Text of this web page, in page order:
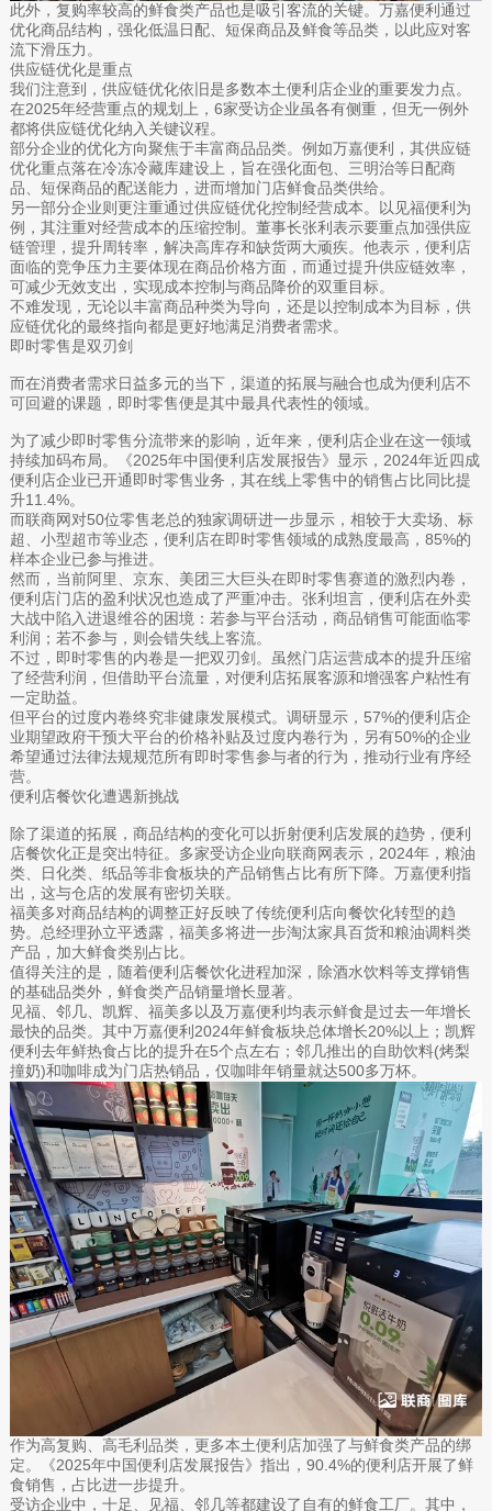
此外，复购率较高的鲜食类产品也是吸引客流的关键。万嘉便利通过
优化商品结构，强化低温日配、短保商品及鲜食等品类，以此应对客
流下滑压力。
供应链优化是重点
我们注意到，供应链优化依旧是多数本土便利店企业的重要发力点。
在2025年经营重点的规划上，6家受访企业虽各有侧重，但无一例外
都将供应链优化纳入关键议程。
部分企业的优化方向聚焦于丰富商品品类。例如万嘉便利，其供应链
优化重点落在冷冻冷藏库建设上，旨在强化面包、三明治等日配商
品、短保商品的配送能力，进而增加门店鲜食品类供给。
另一部分企业则更注重通过供应链优化控制经营成本。以见福便利为
例，其注重对经营成本的压缩控制。董事长张利表示要重点加强供应
链管理，提升周转率，解决高库存和缺货两大顽疾。他表示，便利店
面临的竞争压力主要体现在商品价格方面，而通过提升供应链效率，
可减少无效支出，实现成本控制与商品降价的双重目标。
不难发现，无论以丰富商品种类为导向，还是以控制成本为目标，供
应链优化的最终指向都是更好地满足消费者需求。
即时零售是双刃剑
而在消费者需求日益多元的当下，渠道的拓展与融合也成为便利店不
可回避的课题，即时零售便是其中最具代表性的领域。
为了减少即时零售分流带来的影响，近年来，便利店企业在这一领域
持续加码布局。《2025年中国便利店发展报告》显示，2024年近四成
便利店企业已开通即时零售业务，其在线上零售中的销售占比同比提
升11.4%。
而联商网对50位零售老总的独家调研进一步显示，相较于大卖场、标
超、小型超市等业态，便利店在即时零售领域的成熟度最高，85%的
样本企业已参与推进。
然而，当前阿里、京东、美团三大巨头在即时零售赛道的激烈内卷，
便利店门店的盈利状况也造成了严重冲击。张利坦言，便利店在外卖
大战中陷入进退维谷的困境：若参与平台活动，商品销售可能面临零
利润；若不参与，则会错失线上客流。
不过，即时零售的内卷是一把双刃剑。虽然门店运营成本的提升压缩
了经营利润，但借助平台流量，对便利店拓展客源和增强客户粘性有
一定助益。
但平台的过度内卷终究非健康发展模式。调研显示，57%的便利店企
业期望政府干预大平台的价格补贴及过度内卷行为，另有50%的企业
希望通过法律法规规范所有即时零售参与者的行为，推动行业有序经
营。
便利店餐饮化遭遇新挑战
除了渠道的拓展，商品结构的变化可以折射便利店发展的趋势，便利
店餐饮化正是突出特征。多家受访企业向联商网表示，2024年，粮油
类、日化类、纸品等非食板块的产品销售占比有所下降。万嘉便利指
出，这与仓店的发展有密切关联。
福美多对商品结构的调整正好反映了传统便利店向餐饮化转型的趋
势。总经理孙立平透露，福美多将进一步淘汰家具百货和粮油调料类
产品，加大鲜食类别占比。
值得关注的是，随着便利店餐饮化进程加深，除酒水饮料等支撑销售
的基础品类外，鲜食类产品销量增长显著。
见福、邻几、凯辉、福美多以及万嘉便利均表示鲜食是过去一年增长
最快的品类。其中万嘉便利2024年鲜食板块总体增长20%以上；凯辉
便利去年鲜热食占比的提升在5个点左右；邻几推出的自助饮料(烤梨
撞奶)和咖啡成为门店热销品，仅咖啡年销量就达500多万杯。
作为高复购、高毛利品类，更多本土便利店加强了与鲜食类产品的绑
定。《2025年中国便利店发展报告》指出，90.4%的便利店开展了鲜
食销售，占比进一步提升。
受访企业中，十足、见福、邻几等都建设了自有的鲜食工厂。其中，